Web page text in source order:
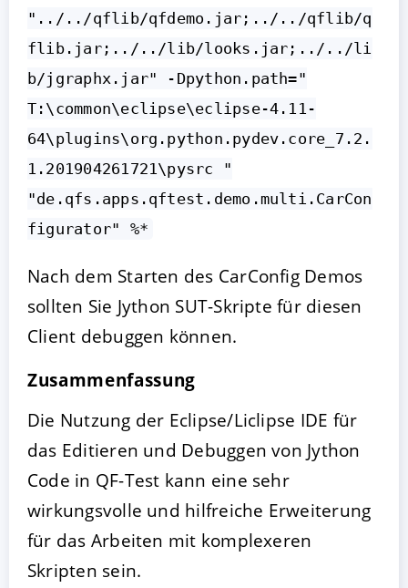
"../../qflib/qfdemo.jar;../../qflib/q
flib.jar;../../lib/looks.jar;../../li
b/jgraphx.jar" -Dpython.path="
T:\common\eclipse\eclipse-4.11-
64\plugins\org.python.pydev.core_7.2.
1.201904261721\pysrc "
"de.qfs.apps.qftest.demo.multi.CarCon
figurator" %*
Nach dem Starten des CarConfig Demos
sollten Sie Jython SUT-Skripte für diesen
Client debuggen können.
Zusammenfassung
Die Nutzung der Eclipse/Liclipse IDE für
das Editieren und Debuggen von Jython
Code in QF-Test kann eine sehr
wirkungsvolle und hilfreiche Erweiterung
für das Arbeiten mit komplexeren
Skripten sein.